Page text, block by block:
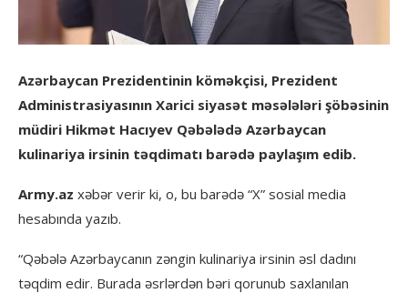
Azərbaycan Prezidentinin köməkçisi, Prezident
Administrasiyasının Xarici siyasət məsələləri şöbəsinin
müdiri Hikmət Hacıyev Qəbələdə Azərbaycan
kulinariya irsinin təqdimatı barədə paylaşım edib.
Army.az xəbər verir ki, o, bu barədə “X” sosial media
hesabında yazıb.
“Qəbələ Azərbaycanın zəngin kulinariya irsinin əsl dadını
təqdim edir. Burada əsrlərdən bəri qorunub saxlanılan